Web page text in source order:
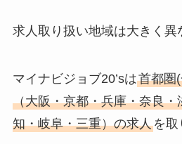
求人取り扱い地域は大きく異
マイナビジョブ20’sは首都圏
（大阪・京都・兵庫・奈良・
知・岐阜・三重）の求人を取